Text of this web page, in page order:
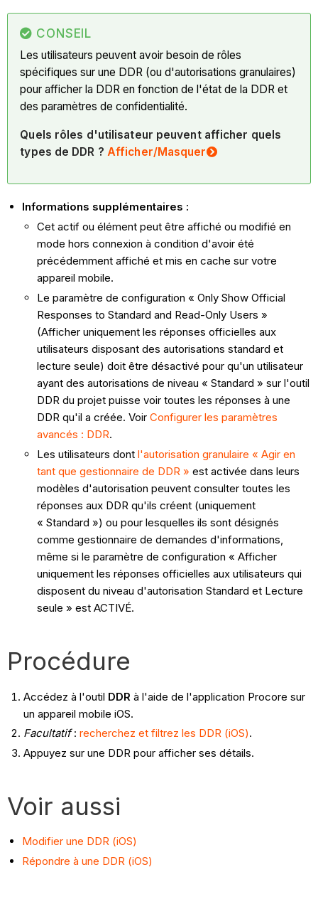
CONSEIL
Les utilisateurs peuvent avoir besoin de rôles
spécifiques sur une DDR (ou d'autorisations granulaires)
pour afficher la DDR en fonction de l'état de la DDR et
des paramètres de confidentialité.
Quels rôles d'utilisateur peuvent afficher quels
types de DDR ? Afficher/Masquer
Informations supplémentaires :
Cet actif ou élément peut être affiché ou modifié en
mode hors connexion à condition d'avoir été
précédemment affiché et mis en cache sur votre
appareil mobile.
Le paramètre de configuration « Only Show Official
Responses to Standard and Read-Only Users »
(Afficher uniquement les réponses officielles aux
utilisateurs disposant des autorisations standard et
lecture seule) doit être désactivé pour qu'un utilisateur
ayant des autorisations de niveau « Standard » sur l'outil
DDR du projet puisse voir toutes les réponses à une
DDR qu'il a créée. VoirConfigurer les paramètres
avancés : DDR.
Les utilisateurs dontl'autorisation granulaire « Agir en
tant que gestionnaire de DDR » est activée dans leurs
modèles d'autorisation peuvent consulter toutes les
réponses aux DDR qu'ils créent (uniquement
« Standard ») ou pour lesquelles ils sont désignés
comme gestionnaire de demandes d'informations,
même si le paramètre de configuration « Afficher
uniquement les réponses officielles aux utilisateurs qui
disposent du niveau d'autorisation Standard et Lecture
seule » est ACTIVÉ.
Procédure
Accédez à l'outil DDR à l'aide de l'application Procore sur
un appareil mobile iOS.
Facultatif: recherchez et filtrez les DDR (iOS).
Appuyez sur une DDR pour afficher ses détails.
Voir aussi
Modifier une DDR (iOS)
Répondre à une DDR (iOS)